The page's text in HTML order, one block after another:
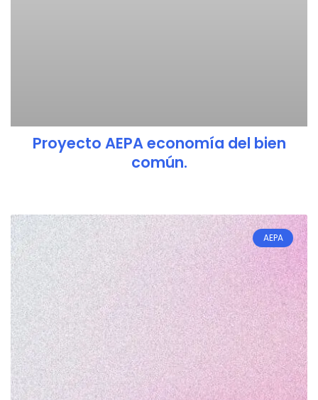
Proyecto AEPA economía del bien
común.
AEPA